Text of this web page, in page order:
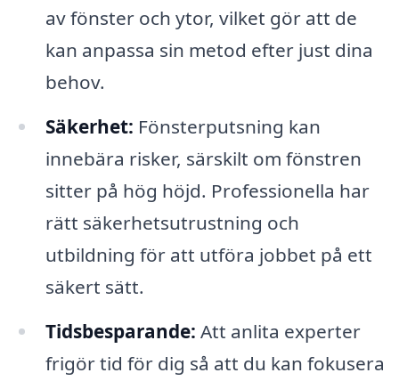
av fönster och ytor, vilket gör att de
kan anpassa sin metod efter just dina
behov.
Säkerhet: Fönsterputsning kan
innebära risker, särskilt om fönstren
sitter på hög höjd. Professionella har
rätt säkerhetsutrustning och
utbildning för att utföra jobbet på ett
säkert sätt.
Tidsbesparande: Att anlita experter
frigör tid för dig så att du kan fokusera